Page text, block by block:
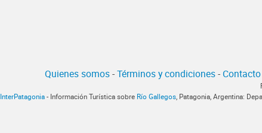
Quienes somos-Términos y condiciones- Contacto
InterPatagonia - Información Turística sobre Río Gallegos , Patagonia, Argentina: